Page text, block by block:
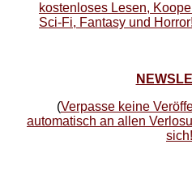
kostenloses Lesen,
Sci-Fi, Fantasy und Horror!
(Verpasse keine
automatisch an allen
sich!